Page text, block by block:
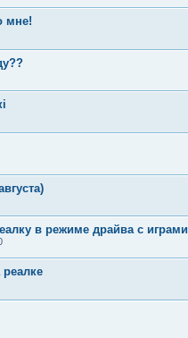
мне!
в режиме драйва с играми